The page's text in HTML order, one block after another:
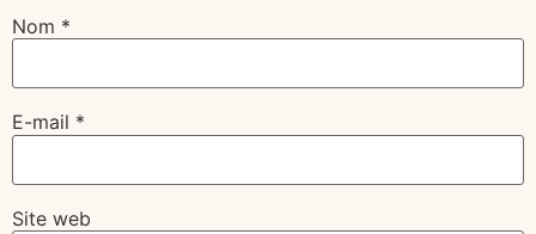
Nom *
E-mail *
Site web